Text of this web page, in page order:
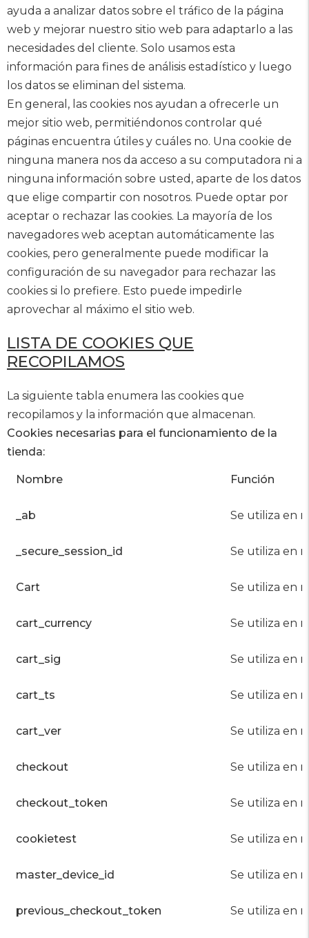
ayuda a analizar datos sobre el tráfico de la página
web y mejorar nuestro sitio web para adaptarlo a las
necesidades del cliente. Solo usamos esta
información para fines de análisis estadístico y luego
los datos se eliminan del sistema.
En general, las cookies nos ayudan a ofrecerle un
mejor sitio web, permitiéndonos controlar qué
páginas encuentra útiles y cuáles no. Una cookie de
ninguna manera nos da acceso a su computadora ni a
ninguna información sobre usted, aparte de los datos
que elige compartir con nosotros. Puede optar por
aceptar o rechazar las cookies. La mayoría de los
navegadores web aceptan automáticamente las
cookies, pero generalmente puede modificar la
configuración de su navegador para rechazar las
cookies si lo prefiere. Esto puede impedirle
aprovechar al máximo el sitio web.
LISTA DE COOKIES QUE
RECOPILAMOS
La siguiente tabla enumera las cookies que
recopilamos y la información que almacenan.
Cookies necesarias para el funcionamiento de la
tienda:
Nombre Función
_ab Se utiliza en
_secure_session_id Se utiliza en
Cart Se utiliza en
cart_currency Se utiliza en
cart_sig Se utiliza en
cart_ts Se utiliza en
cart_ver Se utiliza en
checkout Se utiliza en
checkout_token Se utiliza en
cookietest Se utiliza en
master_device_id Se utiliza en
previous_checkout_token Se utiliza en